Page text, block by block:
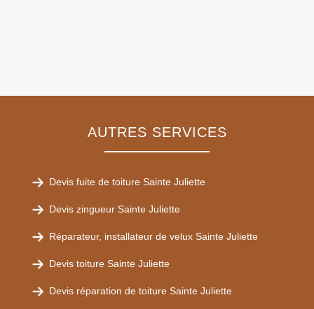
AUTRES SERVICES
Devis fuite de toiture Sainte Juliette
Devis zingueur Sainte Juliette
Réparateur, installateur de velux Sainte Juliette
Devis toiture Sainte Juliette
Devis réparation de toiture Sainte Juliette